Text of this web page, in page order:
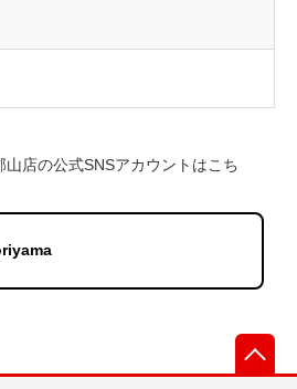
店の公式SNSアカウントはこち